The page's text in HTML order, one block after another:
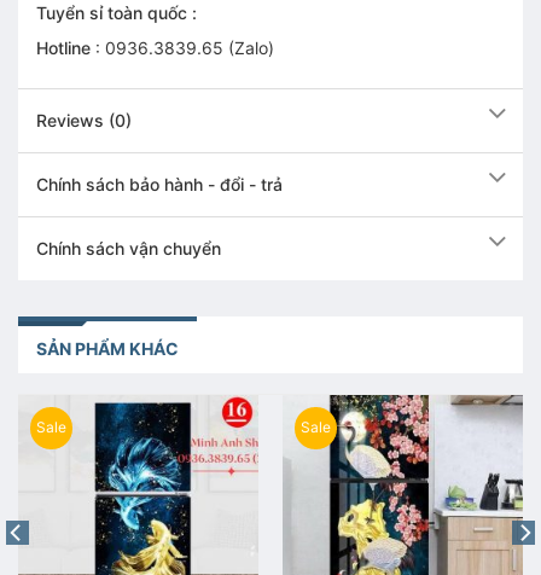
Tuyển sỉ toàn quốc :
Hotline : 0936.3839.65 (Zalo)
Reviews (0)
Chính sách bảo hành - đổi - trả
Chính sách vận chuyển
SẢN PHẨM KHÁC
Sale Sale